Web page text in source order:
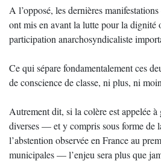
A l’opposé, les dernières
ont mis en avant la lutte pour la dignité
participation anarchosyndicaliste
Ce qui sépare fondamentalement ces
de conscience de classe, ni plus, ni
Autrement dit, si la colère est appelée
diverses — et y compris sous forme de
l’abstention observée en France au
municipales — l’enjeu sera plus que